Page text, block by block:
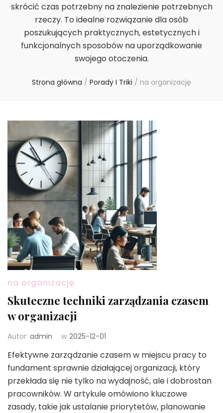
skrócić czas potrzebny na znalezienie potrzebnych
rzeczy. To idealne rozwiązanie dla osób
poszukujących praktycznych, estetycznych i
funkcjonalnych sposobów na uporządkowanie
swojego otoczenia.
Strona główna / Porady I Triki / na organizację
na organizację
Skuteczne techniki zarządzania czasem
w organizacji
Autor: admin w 2025-12-01
Efektywne zarządzanie czasem w miejscu pracy to
fundament sprawnie działającej organizacji, który
przekłada się nie tylko na wydajność, ale i dobrostan
pracowników. W artykule omówiono kluczowe
zasady, takie jak ustalanie priorytetów, planowanie